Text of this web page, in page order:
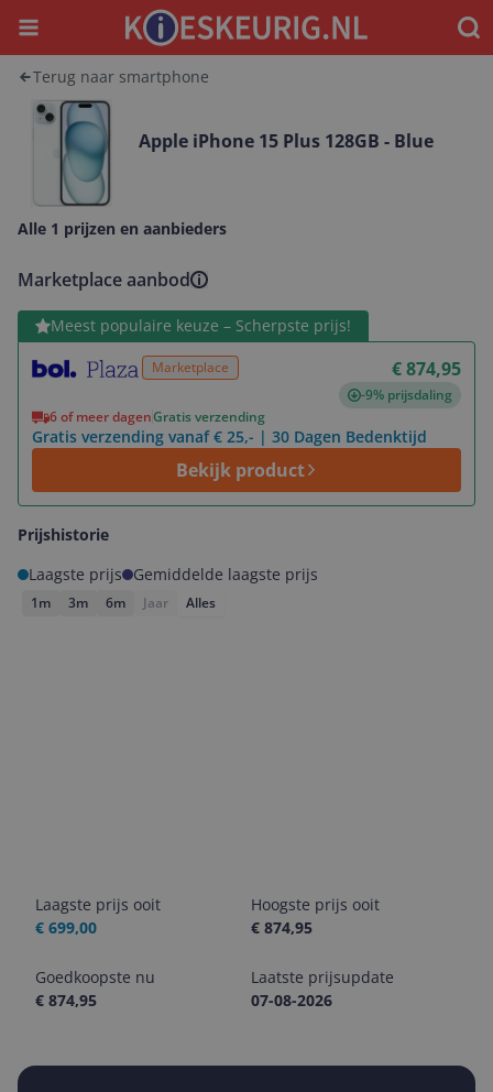
Menu
Terug naar smartphone
Apple iPhone 15 Plus 128GB - Blue
Alle 1 prijzen en aanbieders
Marketplace aanbod
Meest populaire keuze – Scherpste prijs!
Marketplace € 874,95
-9% prijsdaling
6 of meer dagenGratis verzending
Gratis verzending vanaf € 25,- | 30 Dagen Bedenktijd
Bekijk product
Bekijk product
Prijshistorie
Laagste prijs
Gemiddelde laagste prijs
1m 3m 6m Jaar Alles
Laagste prijs ooit
€ 699,00
Hoogste prijs ooit
€ 874,95
Goedkoopste nu
€ 874,95
Laatste prijsupdate
07-08-2026